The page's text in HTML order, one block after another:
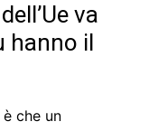
va
hanno il
che un